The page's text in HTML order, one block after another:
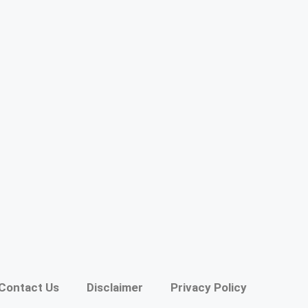
Us Disclaimer Privacy Policy